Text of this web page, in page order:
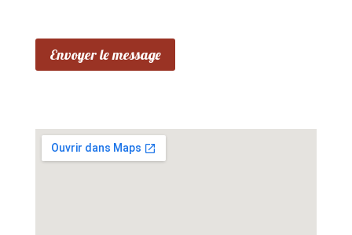
Envoyer le message